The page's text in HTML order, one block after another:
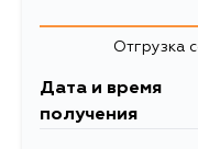
Расширенное
Subaru
Кузов
GDG, GGG, GD9,
Отгрузка
Дата и время
получения